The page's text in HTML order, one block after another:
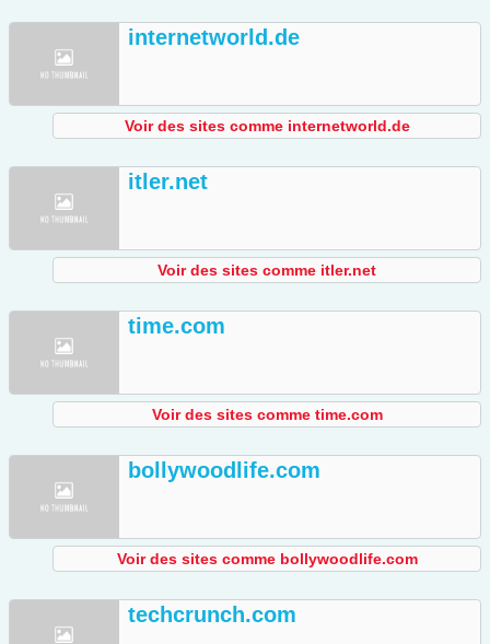
internetworld.de
Voir des sites comme internetworld.de
itler.net
Voir des sites comme itler.net
time.com
Voir des sites comme time.com
bollywoodlife.com
Voir des sites comme bollywoodlife.com
techcrunch.com